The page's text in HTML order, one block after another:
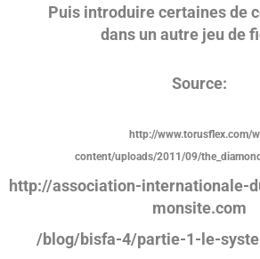
Puis introduire certaines de
dans un autre jeu de
Source:
http://www.torusflex.com/
content/uploads/2011/09/
http://association-internationale-
monsite.com
/blog/bisfa-4/partie-1-le-